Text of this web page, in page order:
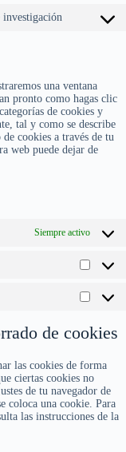
service
investigación
Consent
una ventana
pronto como hagas clic
de cookies y
tal y como se describe
cookies a través de tu
web puede dejar de
Siempre activo
de cookies
las cookies de forma
ciertas cookies no
de tu navegador de
coloca una cookie. Para
las instrucciones de la